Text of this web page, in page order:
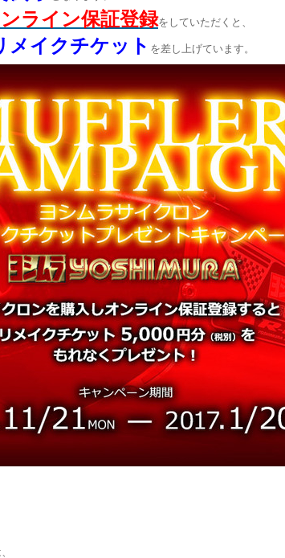
ライン保証登録をしていただくと、
メイクチケット を差し上げています。